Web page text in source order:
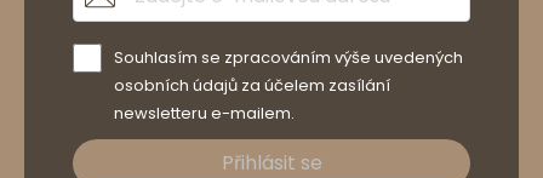
Souhlasím se zpracováním výše uvedených
osobních údajů za účelem zasílání
newsletteru e-mailem.
Přihlásit se